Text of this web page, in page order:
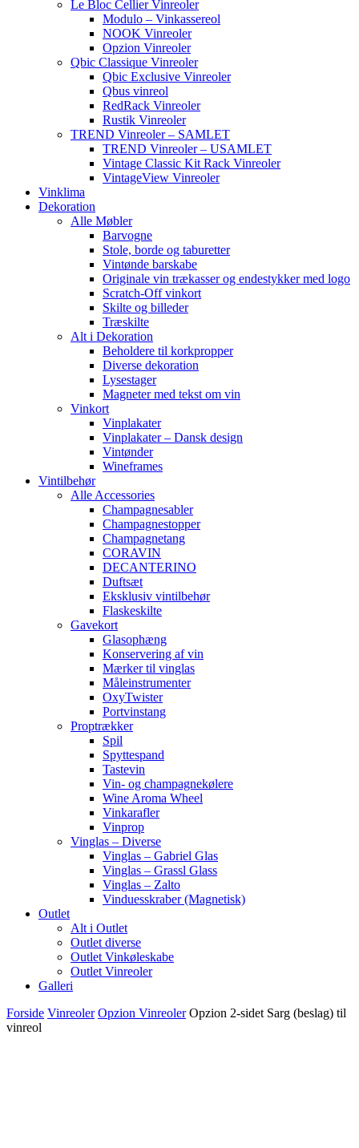
Le Bloc Cellier Vinreoler
Modulo – Vinkassereol
NOOK Vinreoler
Opzion Vinreoler
Qbic Classique Vinreoler
Qbic Exclusive Vinreoler
Qbus vinreol
RedRack Vinreoler
Rustik Vinreoler
TREND Vinreoler – SAMLET
TREND Vinreoler – USAMLET
Vintage Classic Kit Rack Vinreoler
VintageView Vinreoler
Vinklima
Dekoration
Alle Møbler
Barvogne
Stole, borde og taburetter
Vintønde barskabe
Originale vin trækasser og endestykker med logo
Scratch-Off vinkort
Skilte og billeder
Træskilte
Alt i Dekoration
Beholdere til korkpropper
Diverse dekoration
Lysestager
Magneter med tekst om vin
Vinkort
Vinplakater
Vinplakater – Dansk design
Vintønder
Wineframes
Vintilbehør
Alle Accessories
Champagnesabler
Champagnestopper
Champagnetang
CORAVIN
DECANTERINO
Duftsæt
Eksklusiv vintilbehør
Flaskeskilte
Gavekort
Glasophæng
Konservering af vin
Mærker til vinglas
Måleinstrumenter
OxyTwister
Portvinstang
Proptrækker
Spil
Spyttespand
Tastevin
Vin- og champagnekølere
Wine Aroma Wheel
Vinkarafler
Vinprop
Vinglas – Diverse
Vinglas – Gabriel Glas
Vinglas – Grassl Glass
Vinglas – Zalto
Vinduesskraber (Magnetisk)
Outlet
Alt i Outlet
Outlet diverse
Outlet Vinkøleskabe
Outlet Vinreoler
Galleri
Forside Vinreoler Opzion Vinreoler Opzion 2-sidet Sarg (beslag) til
vinreol